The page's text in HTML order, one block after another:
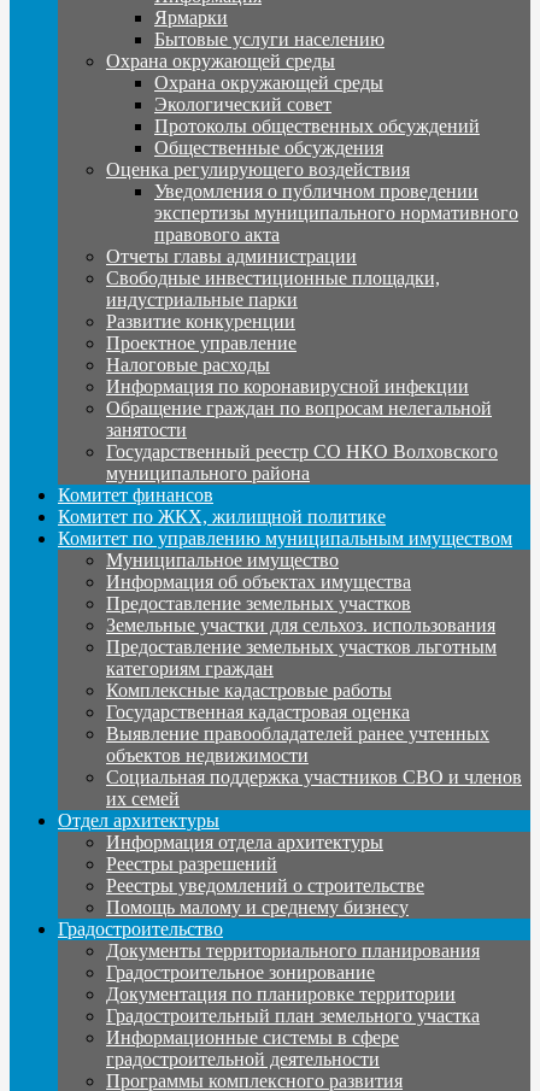
Ярмарки
Бытовые услуги населению
Охрана окружающей среды
Охрана окружающей среды
Экологический совет
Протоколы общественных обсуждений
Общественные обсуждения
Оценка регулирующего воздействия
Уведомления о публичном проведении
экспертизы муниципального нормативного
правового акта
Отчеты главы администрации
Свободные инвестиционные площадки,
индустриальные парки
Развитие конкуренции
Проектное управление
Налоговые расходы
Информация по коронавирусной инфекции
Обращение граждан по вопросам нелегальной
занятости
Государственный реестр СО НКО Волховского
муниципального района
Комитет финансов
Комитет по ЖКХ, жилищной политике
Комитет по управлению муниципальным имуществом
Муниципальное имущество
Информация об объектах имущества
Предоставление земельных участков
Земельные участки для сельхоз. использования
Предоставление земельных участков льготным
категориям граждан
Комплексные кадастровые работы
Государственная кадастровая оценка
Выявление правообладателей ранее учтенных
объектов недвижимости
Социальная поддержка участников СВО и членов
их семей
Отдел архитектуры
Информация отдела архитектуры
Реестры разрешений
Реестры уведомлений о строительстве
Помощь малому и среднему бизнесу
Градостроительство
Документы территориального планирования
Градостроительное зонирование
Документация по планировке территории
Градостроительный план земельного участка
Информационные системы в сфере
градостроительной деятельности
Программы комплексного развития